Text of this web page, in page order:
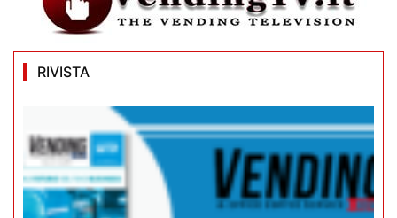
RIVISTA